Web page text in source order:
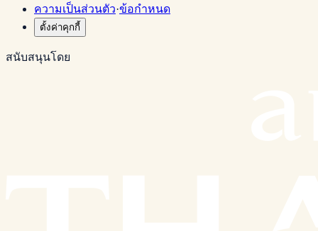
ความเป็นส่วนตัว·ข้อกำหนด
ตั้งค่าคุกกี้
สนับสนุนโดย